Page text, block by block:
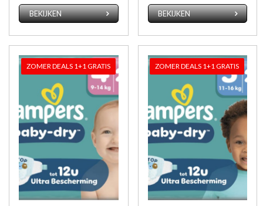
BEKIJKEN BEKIJKEN
ZOMER DEALS 1+1 GRATIS ZOMER DEALS 1+1 GRATIS